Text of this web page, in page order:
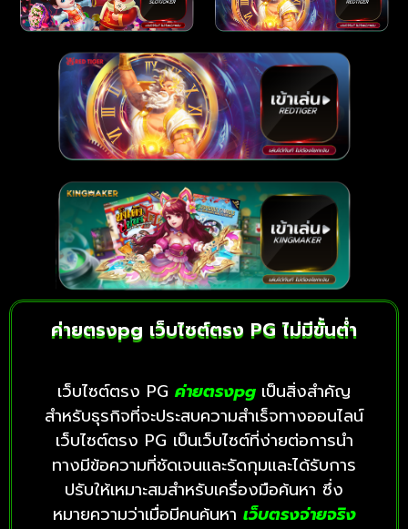
ค่ายตรงpg เว็บไซต์ตรง PG ไม่มีขั้นต่ำ
เว็บไซต์ตรง PG ค่ายตรงpg เป็นสิ่งสำคัญ
สำหรับธุรกิจที่จะประสบความสำเร็จทางออนไลน์
เว็บไซต์ตรง PG เป็นเว็บไซต์ที่ง่ายต่อการนำ
ทางมีข้อความที่ชัดเจนและรัดกุมและได้รับการ
ปรับให้เหมาะสมสำหรับเครื่องมือค้นหา ซึ่ง
หมายความว่าเมื่อมีคนค้นหา เว็บตรงจ่ายจริง